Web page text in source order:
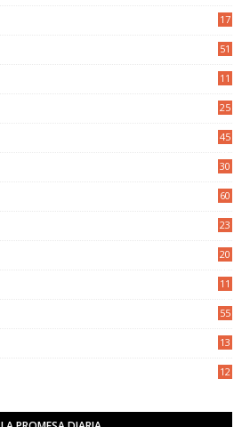
17
51
11
25
45
30
60
23
20
11
55
13
12